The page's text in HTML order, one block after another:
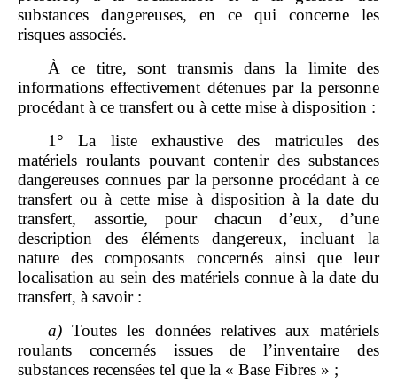
substances dangereuses, en ce qui concerne les
risques associés.
À ce titre, sont transmis dans la limite des
informations effectivement détenues par la personne
procédant à ce transfert ou à cette mise à disposition :
1° La liste exhaustive des matricules des
matériels roulants pouvant contenir des substances
dangereuses connues par la personne procédant à ce
transfert ou à cette mise à disposition à la date du
transfert, assortie, pour chacun d’eux, d’une
description des éléments dangereux, incluant la
nature des composants concernés ainsi que leur
localisation au sein des matériels connue à la date du
transfert, à savoir :
a) Toutes les données relatives aux matériels
roulants concernés issues de l’inventaire des
substances recensées tel que la « Base Fibres » ;